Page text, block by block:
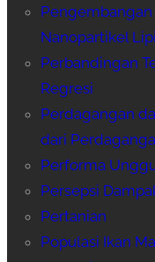
Nanopartikel
Perbandingan
Regresi
Perdagangan
dari
Performa
Persepsi
Pertanian
Populasi Ikan